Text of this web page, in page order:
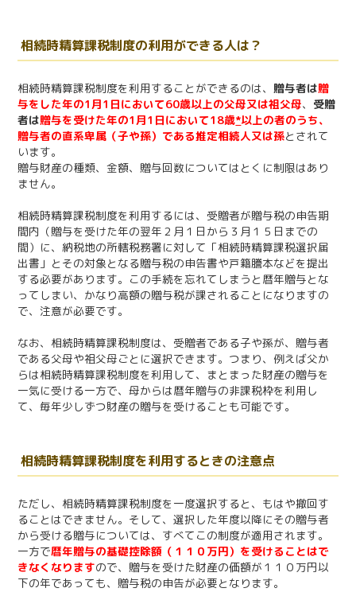
相続時精算課税制度の利用ができる人は？
相続時精算課税制度を利用することができるのは、贈与者は贈
与をした年の1月1日において60歳以上の父母又は祖父母、 受贈
者は贈与を受けた年の1月1日において18歳*以上の者のうち、
贈与者の直系卑属（子や孫）である推定相続人又は孫とされて
います。
贈与財産の種類、金額、贈与回数についてはとくに制限はあり
ません。
相続時精算課税制度を利用するには、受贈者が贈与税の申告期
間内（贈与を受けた年の翌年２月１日から３月１５日までの
間）に、納税地の所轄税務署に対して「相続時精算課税選択届
出書」とその対象となる贈与税の申告書や戸籍謄本などを提出
する必要があります。この手続を忘れてしまうと暦年贈与とな
ってしまい、かなり高額の贈与税が課されることになりますの
で、注意が必要です。
なお、相続時精算課税制度は、受贈者である子や孫が、贈与者
である父母や祖父母ごとに選択できます。つまり、例えば父か
らは相続時精算課税制度を利用して、まとまった財産の贈与を
一気に受ける一方で、母からは暦年贈与の非課税枠を利用し
て、毎年少しずつ財産の贈与を受けることも可能です。
相続時精算課税制度を利用するときの注意点
ただし、相続時精算課税制度を一度選択すると、もはや撤回す
ることはできません。そして、選択した年度以降にその贈与者
から受ける贈与については、すべてこの制度が適用されます。
一方で暦年贈与の基礎控除額（１１０万円）を受けることはで
きなくなりますので、贈与を受けた財産の価額が１１０万円以
下の年であっても、贈与税の申告が必要となります。